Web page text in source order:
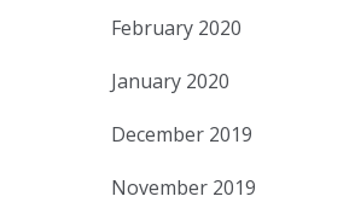
February 2020
January 2020
December 2019
November 2019